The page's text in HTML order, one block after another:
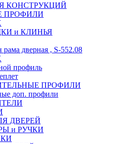
КОНСТРУКЦИЙ
ПРОФИЛИ
и КЛИНЬЯ
рама дверная , S-552.08
профиль
ПРОФИЛИ
доп. профили
ДВЕРЕЙ
и РУЧКИ